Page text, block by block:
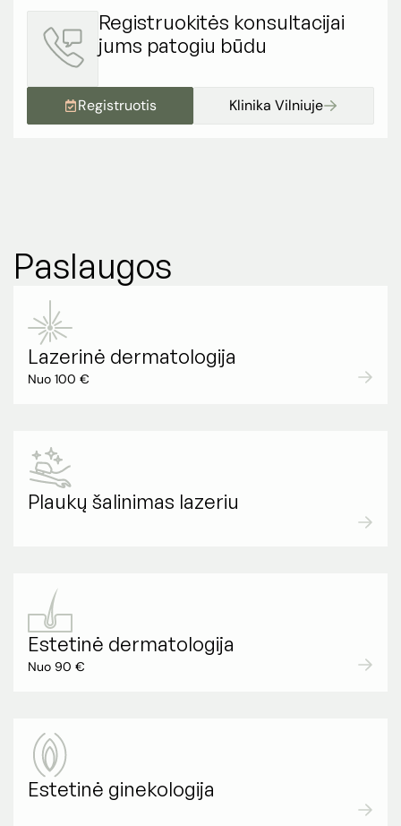
Registruokitės konsultacijai
jums patogiu būdu
Registruotis Klinika Vilniuje
Paslaugos
Lazerinė dermatologija
Nuo 100 €
Plaukų šalinimas lazeriu
Estetinė dermatologija
Nuo 90 €
Estetinė ginekologija